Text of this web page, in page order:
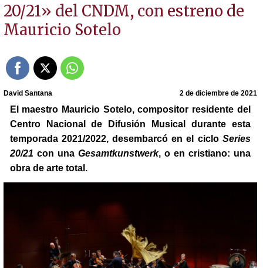
20/21» del CNDM, con estreno de
Mauricio Sotelo
David Santana 2 de diciembre de 2021
El maestro Mauricio Sotelo, compositor residente del
Centro Nacional de Difusión Musical durante esta
temporada 2021/2022, desembarcó en el ciclo Series
20/21 con una Gesamtkunstwerk, o en cristiano: una
obra de arte total.